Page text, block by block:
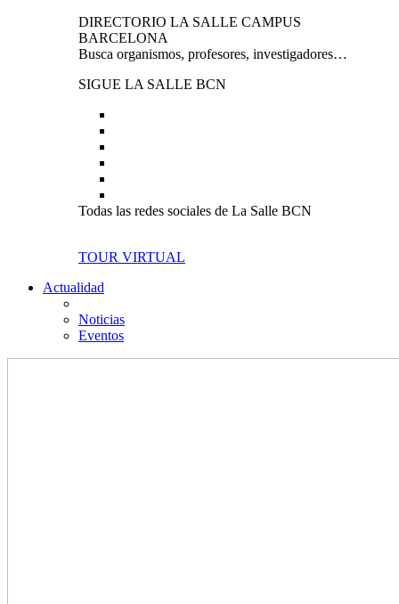
DIRECTORIO LA SALLE CAMPUS
BARCELONA
Busca organismos, profesores, investigadores…
SIGUE LA SALLE BCN
Todas las redes sociales de La Salle BCN
TOUR VIRTUAL
Actualidad
Noticias
Eventos